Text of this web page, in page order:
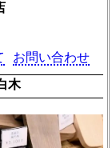
お問い合わせ
木